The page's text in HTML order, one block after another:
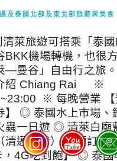
及泰國北部及東北部旅遊與美食
萊旅遊可搭乘「泰國
BKK機場轉機，也很
—曼谷」自由行之旅
紹 Chiang Rai ※
※ 每晚營業 【
】 ◎ 泰國水上市場、
蟲一日遊 ◎ 清萊白廟
清邁出發） 【預訂泰
，4G吃到飽】 ◎ 泰國